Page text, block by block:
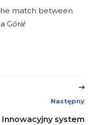
match between
Góra!
Następny
Innowacyjny system